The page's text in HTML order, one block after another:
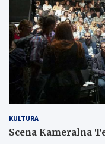
KULTURA
Scena Kameralna